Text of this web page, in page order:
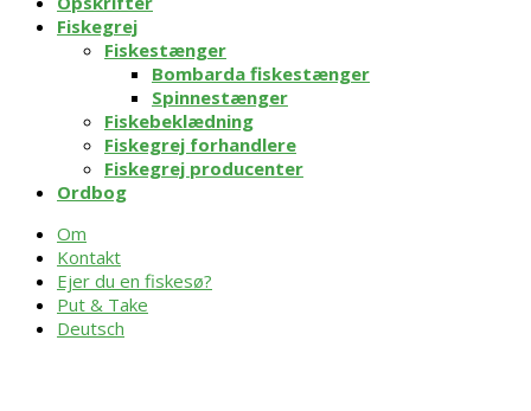
Fiskegrej
Fiskestænger
Bombarda fiskestænger
Spinnestænger
Fiskebeklædning
Fiskegrej forhandlere
Fiskegrej producenter
Ordbog
Om
Kontakt
Ejer du en fiskesø?
Put & Take
Deutsch